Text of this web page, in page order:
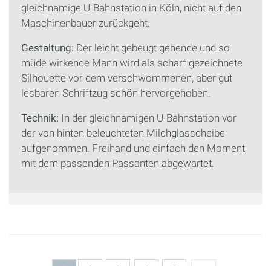
gleichnamige U-Bahnstation in Köln, nicht auf den
Maschinenbauer zurückgeht.
Gestaltung: Der leicht gebeugt gehende und so
müde wirkende Mann wird als scharf gezeichnete
Silhouette vor dem verschwommenen, aber gut
lesbaren Schriftzug schön hervorgehoben.
Technik: In der gleichnamigen U-Bahnstation vor
der von hinten beleuchteten Milchglasscheibe
aufgenommen. Freihand und einfach den Moment
mit dem passenden Passanten abgewartet.
Seiten